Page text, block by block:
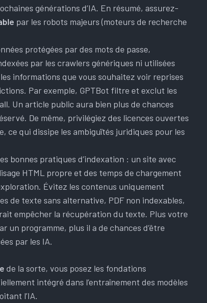
générations d’IA. En résumé, assurez-
par les robots majeurs (moteurs de recherche
protégées par des mots de passe,
par les crawlers génériques ni utilisées
informations que vous souhaitez voir reprises
Par exemple, GPTBot filtre et exclut les
Un article public aura bien plus de chances
De même, privilégiez des licences ouvertes
ce qui dissipe les ambiguïtés juridiques pour les
bonnes pratiques d’indexation : un site avec
HTML propre et des temps de chargement
Évitez les contenus uniquement
de texte sans alternative, PDF non indexables,
empêcher la récupération du texte. Plus votre
un programme, plus il a de chances d’être
par les IA.
de la sorte, vous posez les fondations
intégré dans l’entraînement des modèles
l’IA.